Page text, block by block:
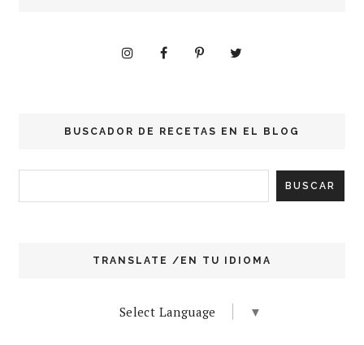
BUSCADOR DE RECETAS EN EL BLOG
TRANSLATE /EN TU IDIOMA
Select Language ▼